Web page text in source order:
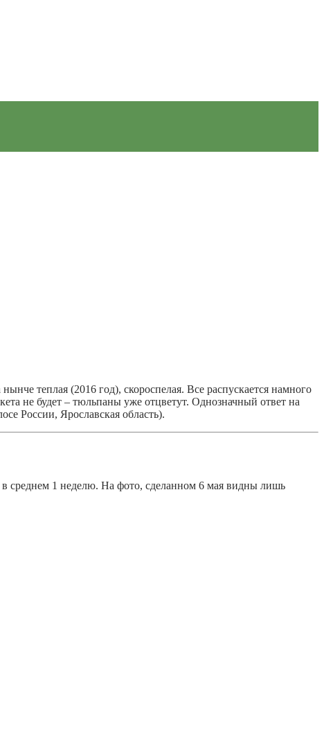
теплая (2016 год), скороспелая. Все распускается намного
не будет – тюльпаны уже отцветут. Однозначный ответ на
России, Ярославская область).
среднем 1 неделю. На фото, сделанном 6 мая видны лишь